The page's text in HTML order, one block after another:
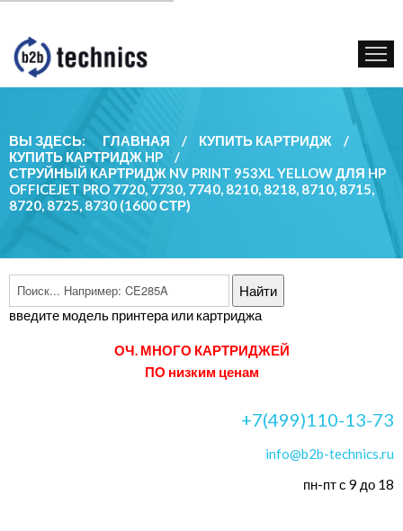
КУПИТЬ КАРТРИДЖ
ГОС. УЧРЕЖДЕНИЯМ
КОНТАКТЫ
ВЫ ЗДЕСЬ: ГЛАВНАЯ / КУПИТЬ КАРТРИДЖ
/
КУПИТЬ КАРТРИДЖ HP
/
СТРУЙНЫЙ КАРТРИДЖ NV PRINT 953XL YELLOW ДЛЯ HP
OFFICEJET PRO 7720, 7730, 7740, 8210, 8218, 8710, 8715,
8720, 8725, 8730 (1600 СТР)
введите модель принтера или картриджа
ОЧ. МНОГО КАРТРИДЖЕЙ
ПО низким ценам
+7(499)110-13-73
info@b2b-technics.ru
пн-пт с 9 до 18